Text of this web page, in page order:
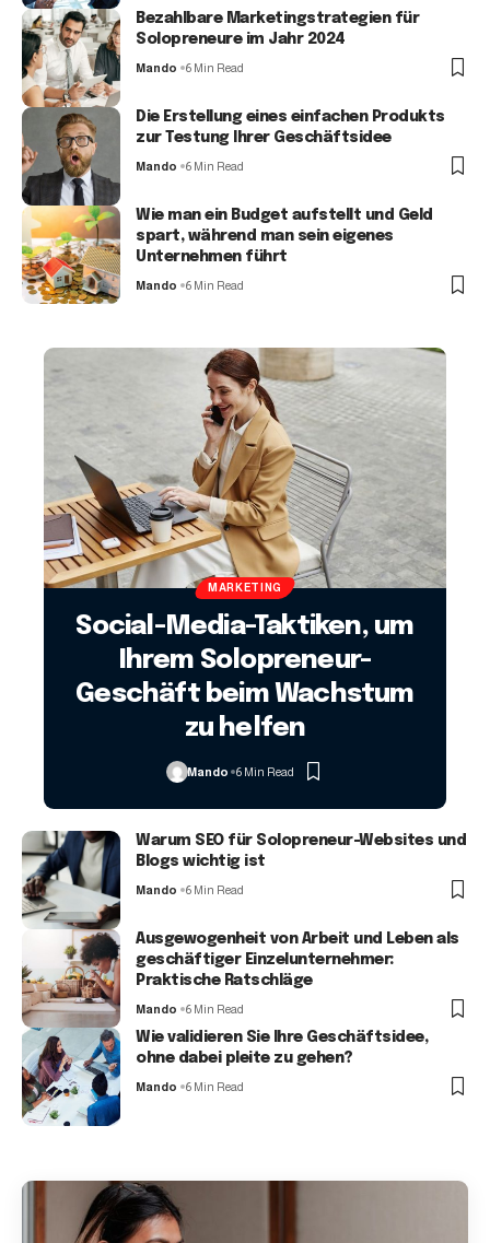
Bezahlbare Marketingstrategien für
Solopreneure im Jahr 2024
Mando 6 Min Read
Die Erstellung eines einfachen Produkts
zur Testung Ihrer Geschäftsidee
Mando 6 Min Read
Wie man ein Budget aufstellt und Geld
spart, während man sein eigenes
Unternehmen führt
Mando 6 Min Read
MARKETING
Social-Media-Taktiken, um
Ihrem Solopreneur-
Geschäft beim Wachstum
zu helfen
Mando 6 Min Read
Warum SEO für Solopreneur-Websites und
Blogs wichtig ist
Mando 6 Min Read
Ausgewogenheit von Arbeit und Leben als
geschäftiger Einzelunternehmer:
Praktische Ratschläge
Mando 6 Min Read
Wie validieren Sie Ihre Geschäftsidee,
ohne dabei pleite zu gehen?
Mando 6 Min Read